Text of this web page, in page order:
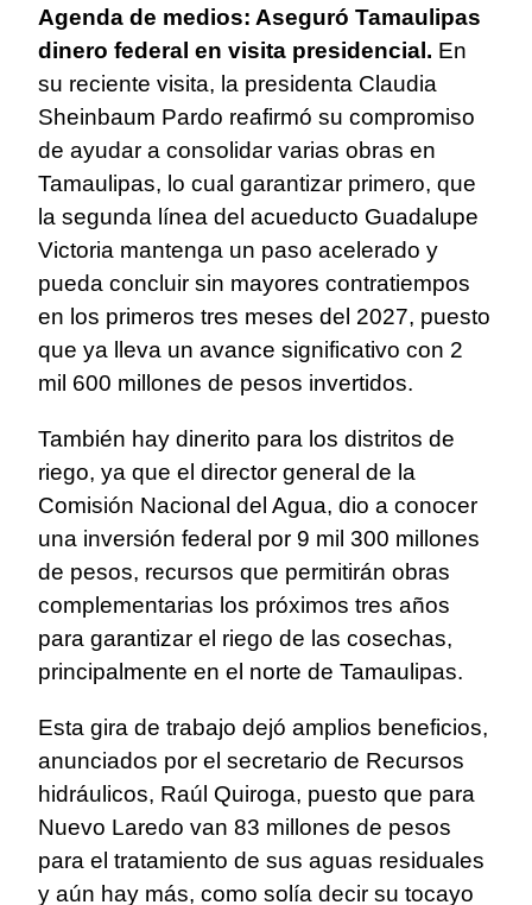
Agenda de medios: Aseguró Tamaulipas
dinero federal en visita presidencial. En
su reciente visita, la presidenta Claudia
Sheinbaum Pardo reafirmó su compromiso
de ayudar a consolidar varias obras en
Tamaulipas, lo cual garantizar primero, que
la segunda línea del acueducto Guadalupe
Victoria mantenga un paso acelerado y
pueda concluir sin mayores contratiempos
en los primeros tres meses del 2027, puesto
que ya lleva un avance significativo con 2
mil 600 millones de pesos invertidos.
También hay dinerito para los distritos de
riego, ya que el director general de la
Comisión Nacional del Agua, dio a conocer
una inversión federal por 9 mil 300 millones
de pesos, recursos que permitirán obras
complementarias los próximos tres años
para garantizar el riego de las cosechas,
principalmente en el norte de Tamaulipas.
Esta gira de trabajo dejó amplios beneficios,
anunciados por el secretario de Recursos
hidráulicos, Raúl Quiroga, puesto que para
Nuevo Laredo van 83 millones de pesos
para el tratamiento de sus aguas residuales
y aún hay más, como solía decir su tocayo